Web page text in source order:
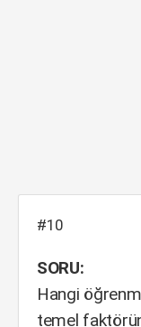
#10
SORU:
Hangi
temel